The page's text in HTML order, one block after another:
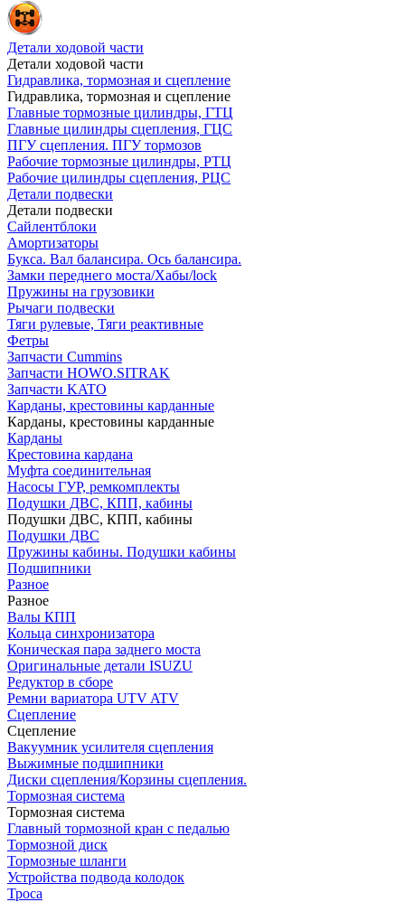
Детали ходовой части
Детали ходовой части
Гидравлика, тормозная и сцепление
Гидравлика, тормозная и сцепление
Главные тормозные цилиндры, ГТЦ
Главные цилиндры сцепления, ГЦС
ПГУ сцепления. ПГУ тормозов
Рабочие тормозные цилиндры, РТЦ
Рабочие цилиндры сцепления, РЦС
Детали подвески
Детали подвески
Cайлентблоки
Амортизаторы
Букса. Вал балансира. Ось балансира.
Замки переднего моста/Хабы/lock
Пружины на грузовики
Рычаги подвески
Тяги рулевые, Тяги реактивные
Фетры
Запчасти Cummins
Запчасти HOWO.SITRAK
Запчасти KATO
Карданы, крестовины карданные
Карданы, крестовины карданные
Карданы
Крестовина кардана
Муфта соединительная
Насосы ГУР, ремкомплекты
Подушки ДВС, КПП, кабины
Подушки ДВС, КПП, кабины
Подушки ДВС
Пружины кабины. Подушки кабины
Подшипники
Разное
Разное
Валы КПП
Кольца синхронизатора
Коническая пара заднего моста
Оригинальные детали ISUZU
Редуктор в сборе
Ремни вариатора UTV ATV
Сцепление
Сцепление
Вакуумник усилителя сцепления
Выжимные подшипники
Диски сцепления/Корзины сцепления.
Тормозная система
Тормозная система
Главный тормозной кран с педалью
Тормозной диск
Тормозные шланги
Устройства подвода колодок
Троса